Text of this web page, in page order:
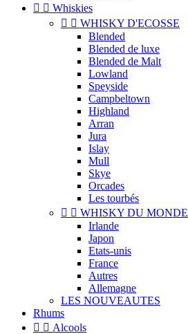
  Whiskies
  WHISKY D'ECOSSE
Blended
Blended de luxe
Blended de Malt
Lowland
Speyside
Campbeltown
Highland
Arran
Jura
Islay
Mull
Skye
Orcades
Les tourbés
  WHISKY DU MONDE
Irlande
Japon
Etats-unis
France
Autres
Allemagne
LES NOUVEAUTES
Rhums
  Alcools